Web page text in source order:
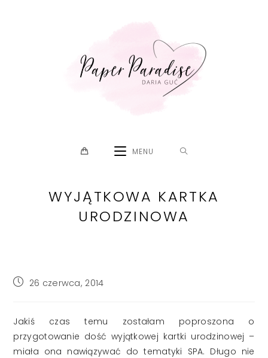
MENU
WYJĄTKOWA KARTKA
URODZINOWA
Post26 czerwca, 2014
Jakiś czas temu zostałam poproszona o
przygotowanie dość wyjątkowej kartki urodzinowej –
miała ona nawiązywać do tematyki SPA. Długo nie